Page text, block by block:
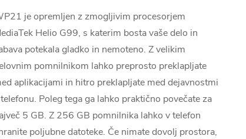
je opremljen z zmogljivim procesorjem
Helio G99, s katerim bosta vaše delo in
potekala gladko in nemoteno. Z velikim
pomnilnikom lahko preprosto preklapljate
aplikacijami in hitro preklapljate med dejavnostmi
Poleg tega ga lahko praktično povečate za
5 GB. Z 256 GB pomnilnika lahko v telefon
poljubne datoteke. Če nimate dovolj prostora,